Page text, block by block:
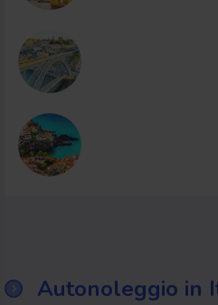
Autonoleggio in